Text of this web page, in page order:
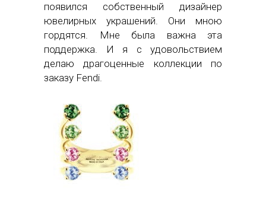
появился собственный дизайнер
ювелирных украшений. Они мною
гордятся. Мне была важна эта
поддержка. И я с удовольствием
делаю драгоценные коллекции по
заказу Fendi.